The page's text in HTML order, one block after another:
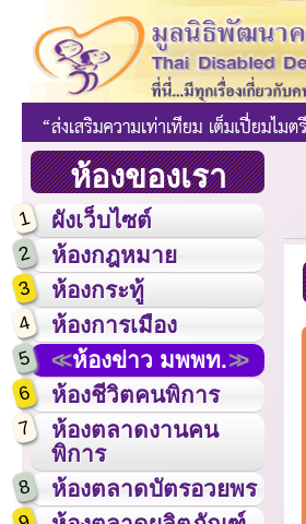
ห้องของเรา
1 ผังเว็บไซต์
2 ห้องกฎหมาย
3 ห้องกระทู้
4 ห้องการเมือง
5 ห้องข่าว มพพท.
6 ห้องชีวิตคนพิการ
7
ห้องตลาดงานคน
พิการ
8 ห้องตลาดบัตรอวยพร